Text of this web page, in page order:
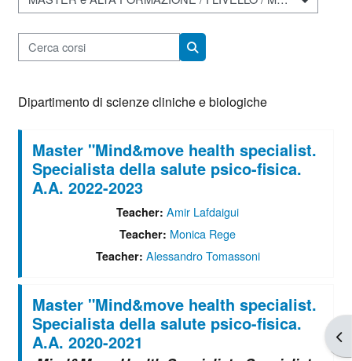
Categorie di corso
Cerca corsi
Cerca corsi
Dipartimento di scienze cliniche e biologiche
Master "Mind&move health specialist.
Specialista della salute psico-fisica.
A.A. 2022-2023
Teacher: Amir Lafdaigui
Teacher: Monica Rege
Teacher: Alessandro Tomassoni
Master "Mind&move health specialist.
Specialista della salute psico-fisica.
A.A. 2020-2021